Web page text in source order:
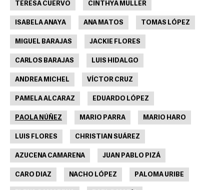
TERESA CUERVO CINTHYA MULLER
ISABELA ANAYA ANA MATOS TOMAS LÓPEZ
MIGUEL BARAJAS JACKIE FLORES
CARLOS BARAJAS LUIS HIDALGO
ANDREA MICHEL VÍCTOR CRUZ
PAMELA ALCARAZ EDUARDO LÓPEZ
PAOLA NÚÑEZ MARIO PARRA MARIO HARO
LUIS FLORES CHRISTIAN SUÁREZ
AZUCENA CAMARENA JUAN PABLO PIZÁ
CARO DIAZ NACHO LÓPEZ PALOMA URIBE